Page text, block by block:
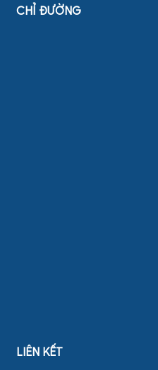
CHỈ ĐƯỜNG
LIÊN KẾT